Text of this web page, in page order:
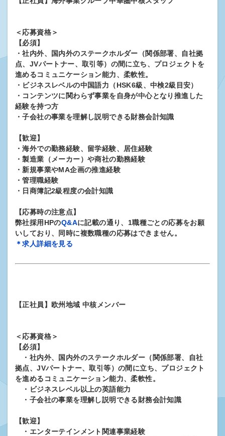
＜応募資格＞
【必須】
・社内外、国内外のステークホルダー（関係部署、自社拠
点、JVパートナー、取引等）の間に立ち、プロジェクトを
進めるコミュニケーション能力、柔軟性。
・ビジネスレベルの中国語力（HSK6級、中検2級目安）
・コンテンツに関わらず事業を自身が中心となり推進した
経験を持つ方
・子会社の事業を理解し説明できる財務会計知識
【歓迎】
・海外での勤務経験、留学経験、居住経験
・製造業（メーカー）や商社の勤務経験
・新規事業やMA企画の推進経験
・管理職経験
・日商簿記2級程度の会計知識
【応募時の注意点】
弊社採用HPのQ&Aに記載の通り、1職種ごとの応募をお願
いしており、同時に複数職種の応募はできません。
＊求人詳細を見る
【正社員】欧州地域 中核メンバー
＜応募資格＞
【必須】
・社内外、国内外のステークホルダー（関係部署、自社
拠点、JVパートナー、取引等）の間に立ち、プロジェクト
を進めるコミュニケーション能力、柔軟性。
・ビジネスレベル以上の英語能力
・子会社の事業を理解し説明できる財務会計知識
【歓迎】
・エンターテインメント関連事業経験